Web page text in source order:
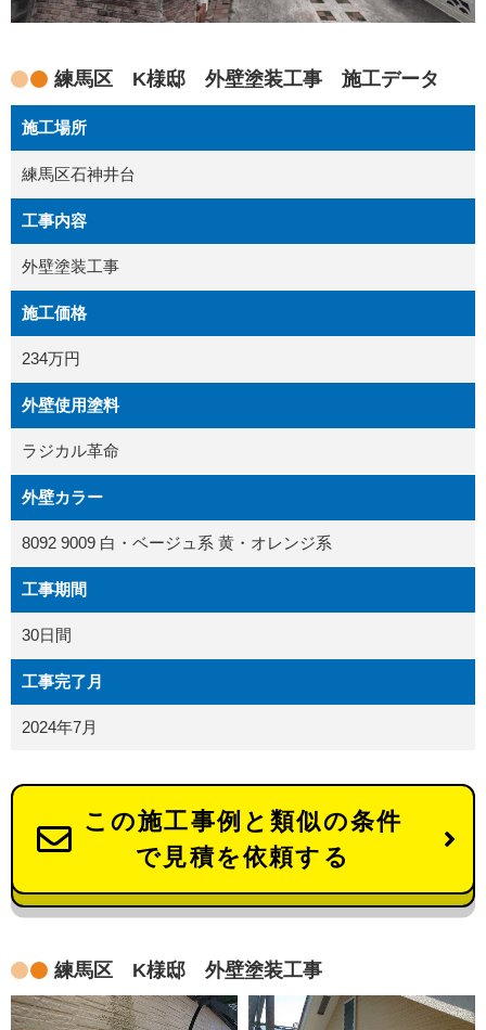
練馬区 K様邸 外壁塗装工事 施工データ
施工場所
練馬区石神井台
工事内容
外壁塗装工事
施工価格
234万円
外壁使用塗料
ラジカル革命
外壁カラー
8092 9009 白・ベージュ系 黄・オレンジ系
工事期間
30日間
工事完了月
2024年7月
この施工事例と類似の条件
で見積を依頼する
練馬区 K様邸 外壁塗装工事